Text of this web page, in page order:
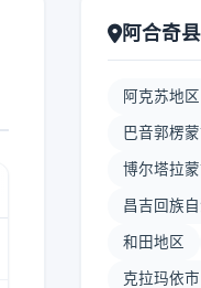
阿合奇
阿克苏地区
巴音郭楞
博尔塔拉
昌吉回族
和田地区
克拉玛依市